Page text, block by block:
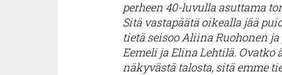
perheen 40-luvulla asuttama
Sitä vastapäätä oikealla jää
tietä seisoo Aliina Ruohonen
Eemeli ja Elina Lehtilä. Ovatko
näkyvästä talosta, sitä emme